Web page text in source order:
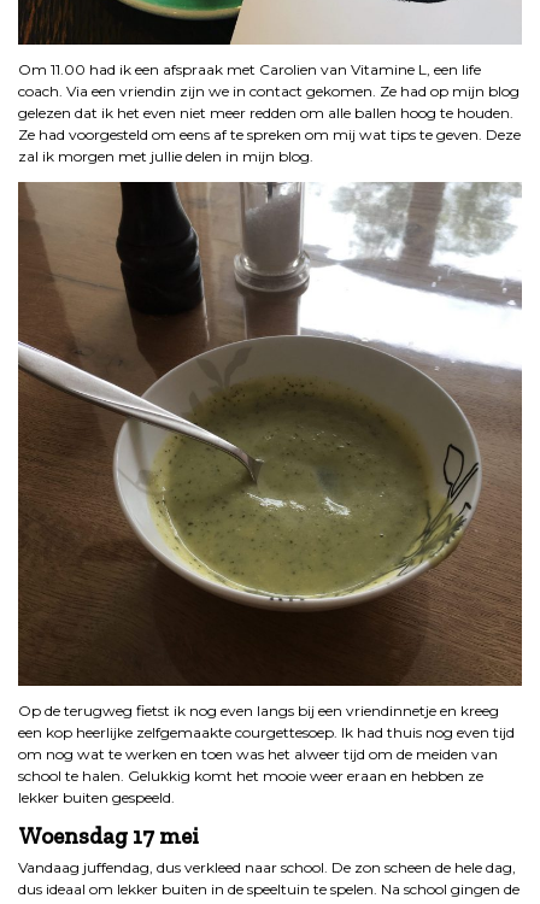
Om 11.00 had ik een afspraak met Carolien van Vitamine L, een life
coach. Via een vriendin zijn we in contact gekomen. Ze had op mijn blog
gelezen dat ik het even niet meer redden om alle ballen hoog te houden.
Ze had voorgesteld om eens af te spreken om mij wat tips te geven. Deze
zal ik morgen met jullie delen in mijn blog.
Op de terugweg fietst ik nog even langs bij een vriendinnetje en kreeg
een kop heerlijke zelfgemaakte courgettesoep. Ik had thuis nog even tijd
om nog wat te werken en toen was het alweer tijd om de meiden van
school te halen. Gelukkig komt het mooie weer eraan en hebben ze
lekker buiten gespeeld.
Woensdag 17 mei
Vandaag juffendag, dus verkleed naar school. De zon scheen de hele dag,
dus ideaal om lekker buiten in de speeltuin te spelen. Na school gingen de